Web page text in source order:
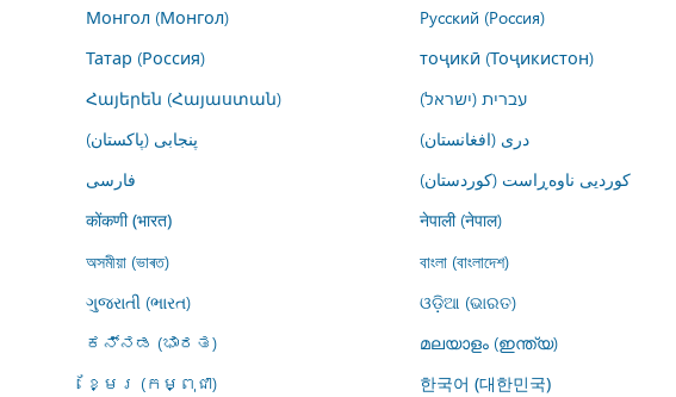
Монгол (Монгол)
Русский (Россия)
Татар (Россия)
тоҷикӣ (Тоҷикистон)
Հայերեն (Հայաստան)
עברית (ישראל)
پنجابی (پاکستان)
درى (افغانستان)
فارسى
کوردیی ناوەڕاست (کوردستان)
कोंकणी (भारत) नेपाली (नेपाल)
অসমীয়া (ভাৰত) বাংলা (বাংলাদেশ)
ગુજરાતી (ભારત)
ଓଡ଼ିଆ (ଭାରତ)
ಕನ್ನಡ (ಭಾರತ)
മലയാളം (ഇന്ത്യ)
ខ្មែរ (កម្ពុជា)
한국어 (대한민국)